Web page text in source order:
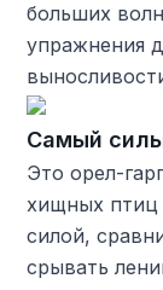
больших
упражнения
Самый
Это орел-
хищных птиц
силой,
срывать